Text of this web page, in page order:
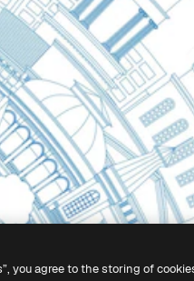
you agree to the storing of